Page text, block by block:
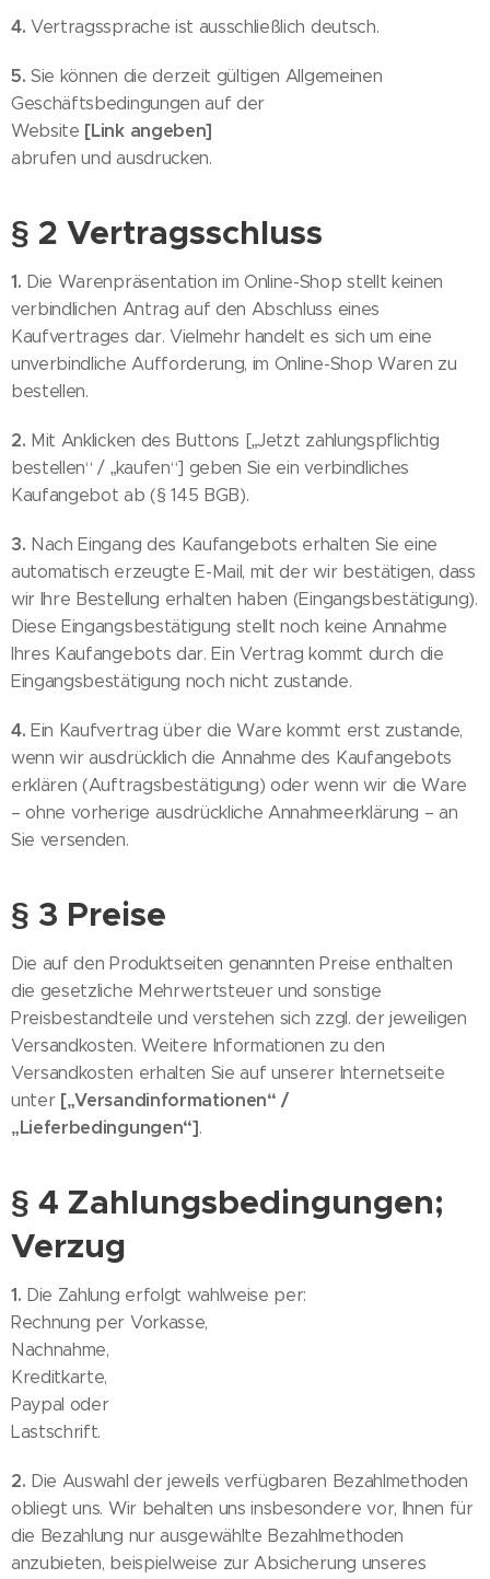
4. Vertragssprache ist ausschließlich deutsch.
5. Sie können die derzeit gültigen Allgemeinen
Geschäftsbedingungen auf der
Website [Link angeben]
abrufen und ausdrucken.
§ 2 Vertragsschluss
1. Die Warenpräsentation im Online-Shop stellt keinen
verbindlichen Antrag auf den Abschluss eines
Kaufvertrages dar. Vielmehr handelt es sich um eine
unverbindliche Aufforderung, im Online-Shop Waren zu
bestellen.
2. Mit Anklicken des Buttons [„Jetzt zahlungspflichtig
bestellen“ / „kaufen“] geben Sie ein verbindliches
Kaufangebot ab (§ 145 BGB).
3. Nach Eingang des Kaufangebots erhalten Sie eine
automatisch erzeugte E-Mail, mit der wir bestätigen, dass
wir Ihre Bestellung erhalten haben (Eingangsbestätigung).
Diese Eingangsbestätigung stellt noch keine Annahme
Ihres Kaufangebots dar. Ein Vertrag kommt durch die
Eingangsbestätigung noch nicht zustande.
4. Ein Kaufvertrag über die Ware kommt erst zustande,
wenn wir ausdrücklich die Annahme des Kaufangebots
erklären (Auftragsbestätigung) oder wenn wir die Ware
– ohne vorherige ausdrückliche Annahmeerklärung – an
Sie versenden.
§ 3 Preise
Die auf den Produktseiten genannten Preise enthalten
die gesetzliche Mehrwertsteuer und sonstige
Preisbestandteile und verstehen sich zzgl. der jeweiligen
Versandkosten. Weitere Informationen zu den
Versandkosten erhalten Sie auf unserer Internetseite
unter [„Versandinformationen“ /
„Lieferbedingungen“].
§ 4 Zahlungsbedingungen;
Verzug
1. Die Zahlung erfolgt wahlweise per:
Rechnung per Vorkasse,
Nachnahme,
Kreditkarte,
Paypal oder
Lastschrift.
2. Die Auswahl der jeweils verfügbaren Bezahlmethoden
obliegt uns. Wir behalten uns insbesondere vor, Ihnen für
die Bezahlung nur ausgewählte Bezahlmethoden
anzubieten, beispielweise zur Absicherung unseres